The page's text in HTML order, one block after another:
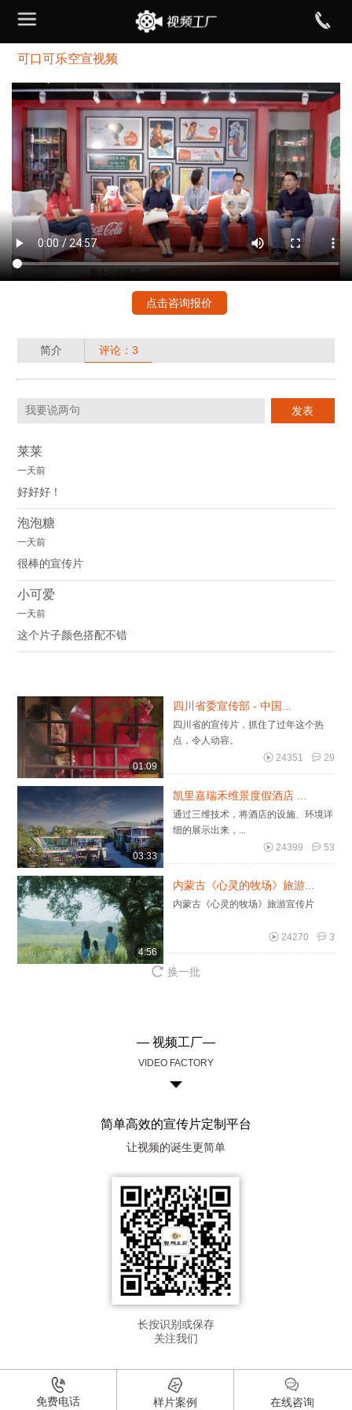
可口可乐空宣视频
点击咨询报价
简介 评论：3
莱莱
一天前
好好好！
泡泡糖
一天前
很棒的宣传片
小可爱
一天前
这个片子颜色搭配不错
01:09
四川省委宣传部 - 中国...
四川省的宣传片，抓住了过年这个热
点，令人动容。
29
24351
03:33
凯里嘉瑞禾维景度假酒店 ...
通过三维技术，将酒店的设施、环境详
细的展示出来，...
53
24399
4:56
内蒙古《心灵的牧场》旅游...
内蒙古《心灵的牧场》旅游宣传片
3
24270
换一批
— 视频工厂—
VIDEO FACTORY
简单高效的宣传片定制平台
让视频的诞生更简单
长按识别或保存
关注我们
免费电话 样片案例 在线咨询